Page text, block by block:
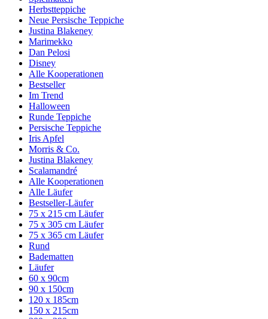
Herbstteppiche
Neue Persische Teppiche
Justina Blakeney
Marimekko
Dan Pelosi
Disney
Alle Kooperationen
Bestseller
Im Trend
Halloween
Runde Teppiche
Persische Teppiche
Iris Apfel
Morris & Co.
Justina Blakeney
Scalamandré
Alle Kooperationen
Alle Läufer
Bestseller-Läufer
75 x 215 cm Läufer
75 x 305 cm Läufer
75 x 365 cm Läufer
Rund
Badematten
Läufer
60 x 90cm
90 x 150cm
120 x 185cm
150 x 215cm